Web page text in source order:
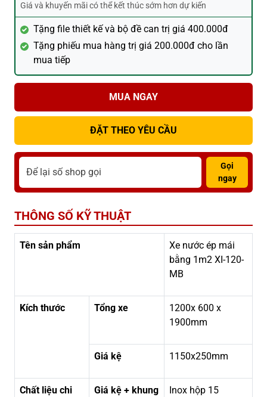
Giá và khuyến mãi có thể kết thúc sớm hơn dự kiến
Tặng file thiết kế và bộ đề can trị giá 400.000đ
Tặng phiếu mua hàng trị giá 200.000đ cho lần
mua tiếp
MUA NGAY
ĐẶT THEO YÊU CẦU
Gọi
ngay
THÔNG SỐ KỸ THUẬT
Tên sản phẩm
Xe nước ép mái
bằng 1m2 XI-120-
MB
Kích thước Tổng xe
1200x 600 x
1900mm
Giá kệ 1150x250mm
Chất liệu chi
Giá kệ + khung
Inox hộp 15